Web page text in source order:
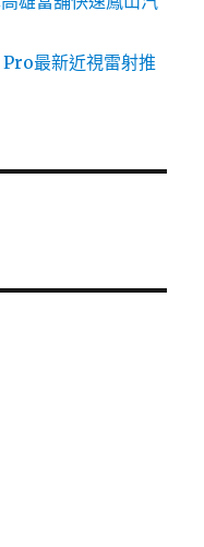
最新近視雷射推